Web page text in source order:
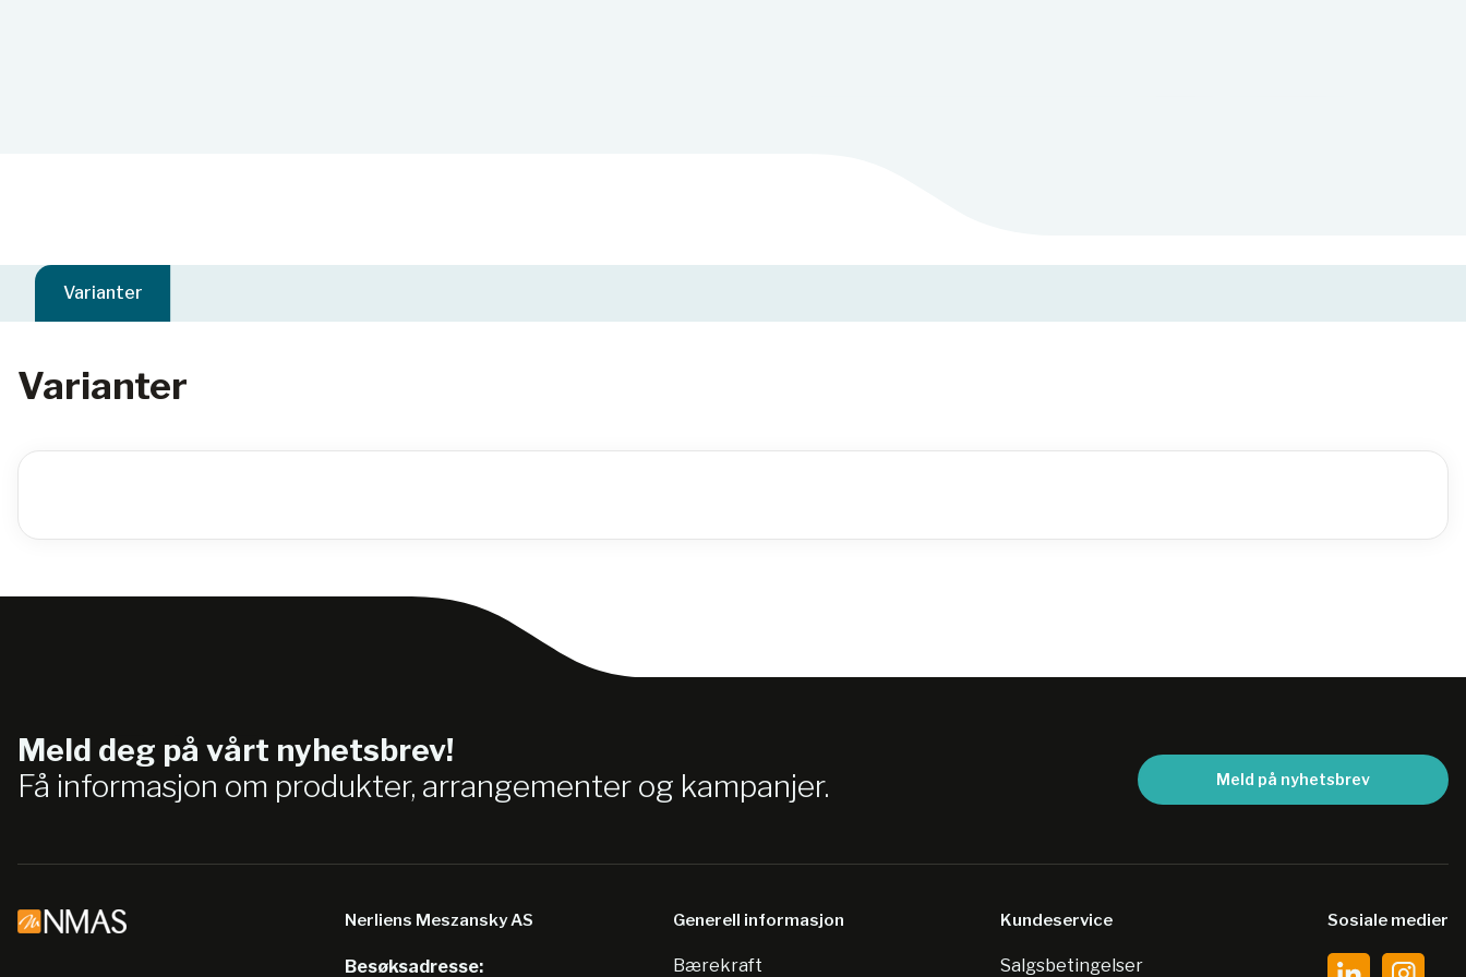
Varianter
Varianter
Meld deg på vårt nyhetsbrev!
Få informasjon om produkter, arrangementer og kampanjer.
Meld på nyhetsbrev
Nerliens Meszansky AS
Besøksadresse:
Generell informasjon
Bærekraft
Kundeservice
Salgsbetingelser
Sosiale medier